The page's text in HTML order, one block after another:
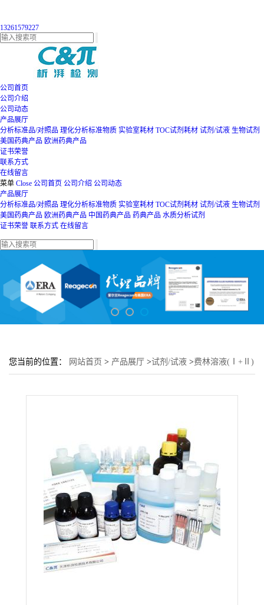
13261579227
公司首页
公司介绍
公司动态
产品展厅
分析标准品/对照品 理化分析标准物质 实验室耗材 TOC试剂耗材 试剂/试液 生物试剂
美国药典产品 欧洲药典产品
证书荣誉
联系方式
在线留言
菜单 Close 公司首页 公司介绍 公司动态
产品展厅
分析标准品/对照品 理化分析标准物质 实验室耗材 TOC试剂耗材 试剂/试液 生物试剂
美国药典产品 欧洲药典产品 中国药典产品 药典产品 水质分析试剂
证书荣誉 联系方式 在线留言
您当前的位置： 网站首页 > 产品展厅 >试剂/试液 >费林溶液(Ⅰ+Ⅱ)